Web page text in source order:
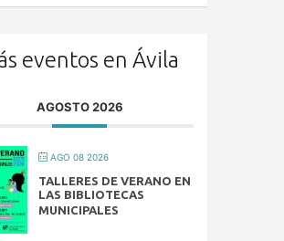
eventos en Ávila
AGOSTO 2026
AGO 08 2026
TALLERES DE VERANO EN
LAS BIBLIOTECAS
MUNICIPALES